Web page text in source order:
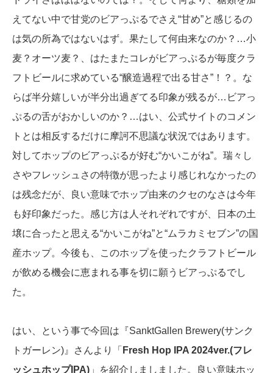
えてない中で甘党のビアっぷるでさえ“甘め”と感じるの
は気の所為ではないはず。果たして何由来なのか？…小
麦？オーツ麦？、はたまたコレがビアっぷるが毎度クラ
フトビールに求めている“醸造過程で出る甘さ”！？。な
らば半分嬉しいが半分出過ぎてる印象が残るが…ビアっ
ぷるの舌がおかしいのか？…はい、公式サイトのコメン
トとは相反するだけに摩訶不思議な状況ではあります。
対してホップのビアっぷるが好む“かいこがね”。瑞々し
さやフレッシュさの特徴が思ったより感じれなかったの
は残念だが、良い意味でホップ由来のクセのなさは今年
も好印象だった。感じ方は人それぞれですが、日本の土
壌に合ったと思える“かいこがね”と“ムラカミセブン”の国
産ホップ。今後も、このホップを使ったクラフトビール
が飲める機会に恵まれる事を切に願うビアっぷるでし
た。
はい、という事で今回は『SanktGallen Brewery(サンク
トガーレン)』さんより「 Fresh Hop IPA 2024ver.(フレ
ッシュホップIPA) 」を紹介しましました。良い意味ホッ